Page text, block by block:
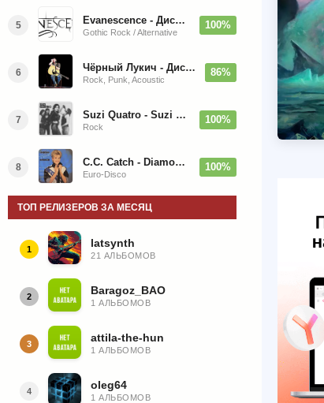
5 Evanescence - Дискография (1998-2026)
Gothic Rock / Alternative
100%
6 Чёрный Лукич - Дискография (1987-2014)
Rock, Punk, Acoustic
86%
7 Suzi Quatro - Suzi Quatro (Bonus Tracks, Remaster) 1973/2022
Rock
100%
8 C.C. Catch - Diamonds. Her Greatest Hits 1988
Euro-Disco
100%
ТОП РЕЛИЗЕРОВ ЗА МЕСЯЦ
1 latsynth
21 АЛЬБОМОВ
2 Baragoz_BAO
1 АЛЬБОМОВ
3 attila-the-hun
1 АЛЬБОМОВ
4 oleg64
1 АЛЬБОМОВ